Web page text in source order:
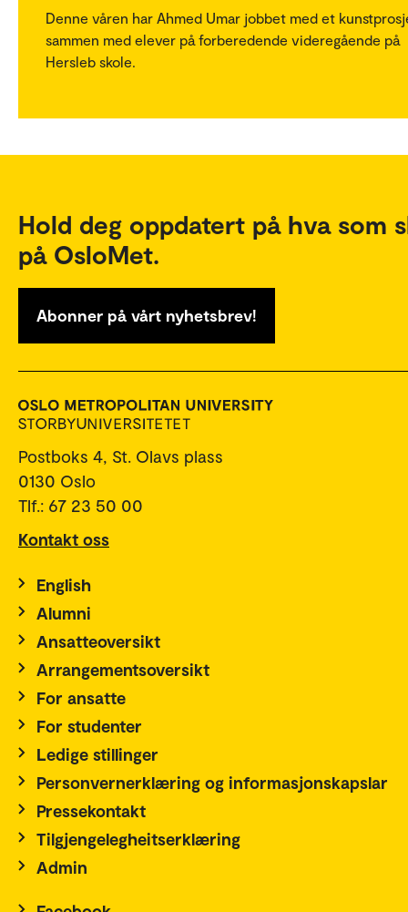
Denne våren har Ahmed Umar jobbet med et
sammen med elever på forberedende videregående på
Hersleb skole.
Hold deg oppdatert på hva som
på OsloMet.
Abonner på vårt nyhetsbrev!
Postboks 4, St. Olavs plass
0130 Oslo
Tlf.: 67 23 50 00
Kontakt oss
English
Alumni
Ansatteoversikt
Arrangementsoversikt
For ansatte
For studenter
Ledige stillinger
Personvernerklæring og informasjonskapslar
Pressekontakt
Tilgjengelegheitserklæring
Admin